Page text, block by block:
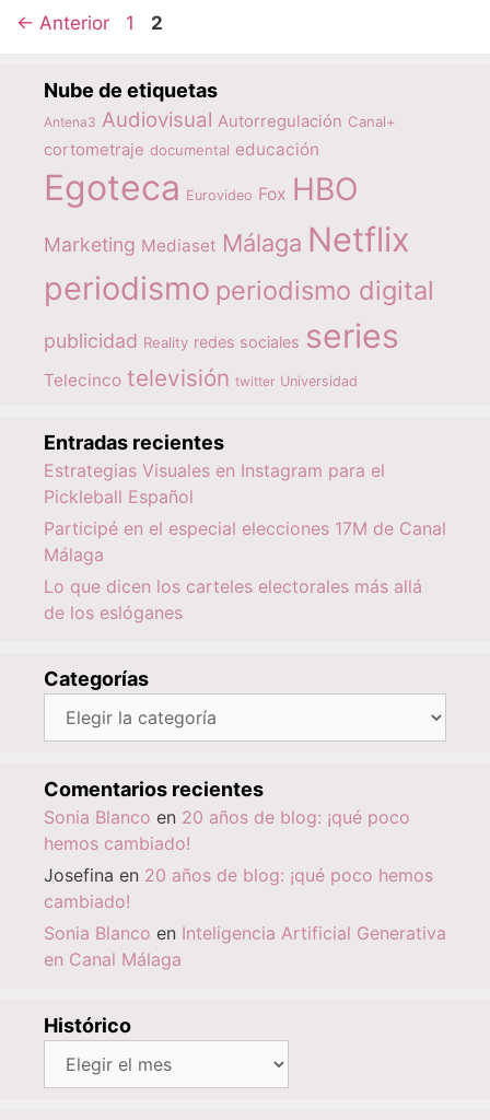
← Anterior Página
1 Página
2
Nube de etiquetas
Antena3 Audiovisual Autorregulación Canal+
cortometraje documental educación
Egoteca Eurovideo Fox HBO
Marketing Mediaset Málaga Netflix
periodismo periodismo digital
publicidad Reality redes sociales series
Telecinco televisión twitter Universidad
Entradas recientes
Estrategias Visuales en Instagram para el
Pickleball Español
Participé en el especial elecciones 17M de Canal
Málaga
Lo que dicen los carteles electorales más allá
de los eslóganes
Categorías
Categorías
Comentarios recientes
Sonia Blanco en 20 años de blog: ¡qué poco
hemos cambiado!
Josefina en 20 años de blog: ¡qué poco hemos
cambiado!
Sonia Blanco en Inteligencia Artificial Generativa
en Canal Málaga
Histórico
Histórico